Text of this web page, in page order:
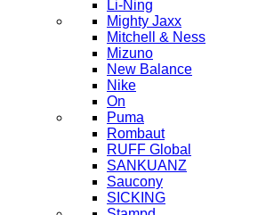
Li-Ning
Mighty Jaxx
Mitchell & Ness
Mizuno
New Balance
Nike
On
Puma
Rombaut
RUFF Global
SANKUANZ
Saucony
SICKING